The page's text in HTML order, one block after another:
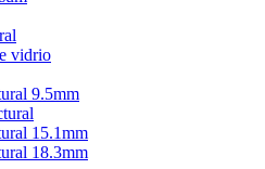
vidrio
9.5mm
15.1mm
18.3mm